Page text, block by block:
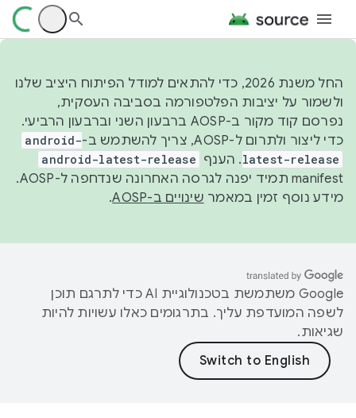
החל משנת 2026, כדי להתאים למודל הפיתוח היציב שלנו
ולשמור על יציבות הפלטפורמה בסביבה העסקית,
נפרסם קוד מקור ב-AOSP ברבעון השני וברבעון הרביעי.
כדי ליצור ולתרום ל-AOSP, צריך להשתמש ב-
android-
latest-release. הענף android-latest-release
manifest תמיד יפנה לגרסה האחרונה שנדחפה ל-AOSP.
מידע נוסף זמין במאמר שינויים ב-AOSP .
‫Google משתמשת בטכנולוגיית AI כדי לתרגם תוכן
לשפה המועדפת עליך. בתרגומים כאלו עשויות להיות
שגיאות.